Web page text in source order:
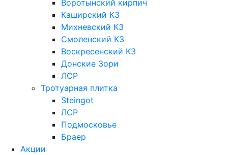
Воротынский кирпич
Каширский КЗ
Михневский КЗ
Смоленский КЗ
Воскресенский КЗ
Донские Зори
ЛСР
Тротуарная плитка
Steingot
ЛСР
Подмосковье
Браер
Акции